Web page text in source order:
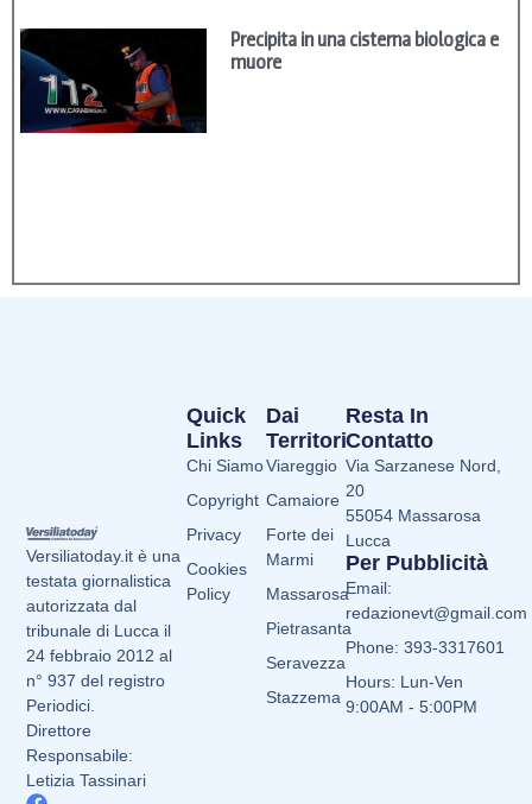
Precipita in una cisterna biologica e
muore
Versiliatoday.it è una
testata giornalistica
autorizzata dal
tribunale di Lucca il
24 febbraio 2012 al
n° 937 del registro
Periodici.
Direttore
Responsabile:
Letizia Tassinari
Dai
Territori
Viareggio
Camaiore
Forte dei
Marmi
Massarosa
Pietrasanta
Seravezza
Stazzema
Quick
Links
Chi Siamo
Copyright
Privacy
Cookies
Policy
Resta In
Contatto
Via Sarzanese Nord,
20
55054 Massarosa
Lucca
Per Pubblicità
Email:
redazionevt@gmail.com
Phone: 393-3317601
Hours: Lun-Ven
9:00AM - 5:00PM